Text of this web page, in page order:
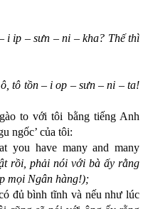
i ip – sưn – ni – kha? Thế thì
tô tồn – i op – sưn – ni – ta!
to với tôi bằng tiếng Anh
ngốc’ của tôi:
you have many and many
rồi, phải nói với bà ấy rằng
mọi Ngân hàng!);
đủ bình tĩnh và nếu như lúc